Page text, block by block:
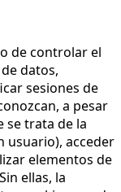
de controlar el
datos,
sesiones de
a pesar
se trata de la
usuario), acceder
elementos de
ellas, la